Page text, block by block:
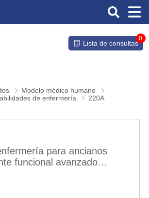
Lista de consultas
0
Modelo médico humano
de enfermería
220A
para ancianos
funcional avanzado